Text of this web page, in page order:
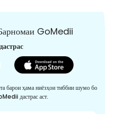
GoMedii
барои ҳама ниёзҳои тиббии шумо бо
дастрас аст.